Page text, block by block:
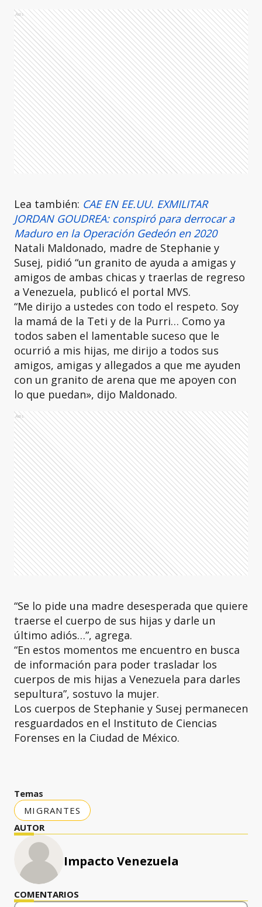
Ads
Lea también: CAE EN EE.UU. EXMILITAR
JORDAN GOUDREA: conspiró para derrocar a
Maduro en la Operación Gedeón en 2020
Natali Maldonado, madre de Stephanie y
Susej, pidió “un granito de ayuda a amigas y
amigos de ambas chicas y traerlas de regreso
a Venezuela, publicó el portal MVS.
“Me dirijo a ustedes con todo el respeto. Soy
la mamá de la Teti y de la Purri… Como ya
todos saben el lamentable suceso que le
ocurrió a mis hijas, me dirijo a todos sus
amigos, amigas y allegados a que me ayuden
con un granito de arena que me apoyen con
lo que puedan», dijo Maldonado.
Ads
“Se lo pide una madre desesperada que quiere
traerse el cuerpo de sus hijas y darle un
último adiós…”, agrega.
“En estos momentos me encuentro en busca
de información para poder trasladar los
cuerpos de mis hijas a Venezuela para darles
sepultura”, sostuvo la mujer.
Los cuerpos de Stephanie y Susej permanecen
resguardados en el Instituto de Ciencias
Forenses en la Ciudad de México.
Temas
MIGRANTES
AUTOR
Impacto Venezuela
COMENTARIOS